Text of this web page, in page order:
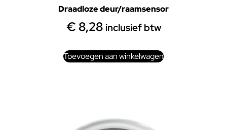
Draadloze deur/raamsensor
€ 8,28 inclusief btw
Toevoegen aan winkelwagen